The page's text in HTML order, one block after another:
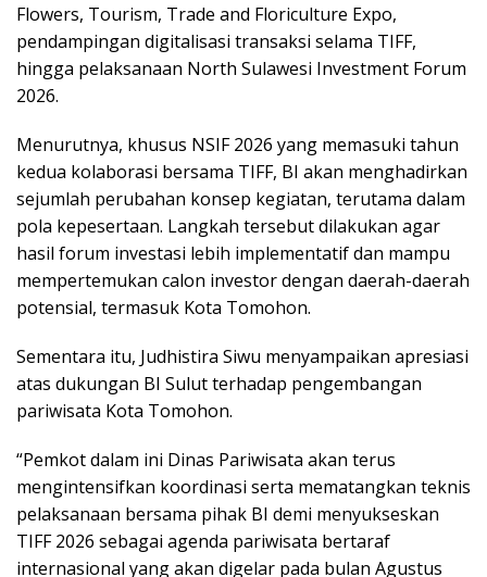
Flowers, Tourism, Trade and Floriculture Expo,
pendampingan digitalisasi transaksi selama TIFF,
hingga pelaksanaan North Sulawesi Investment Forum
2026.
Menurutnya, khusus NSIF 2026 yang memasuki tahun
kedua kolaborasi bersama TIFF, BI akan menghadirkan
sejumlah perubahan konsep kegiatan, terutama dalam
pola kepesertaan. Langkah tersebut dilakukan agar
hasil forum investasi lebih implementatif dan mampu
mempertemukan calon investor dengan daerah-daerah
potensial, termasuk Kota Tomohon.
Sementara itu, Judhistira Siwu menyampaikan apresiasi
atas dukungan BI Sulut terhadap pengembangan
pariwisata Kota Tomohon.
“Pemkot dalam ini Dinas Pariwisata akan terus
mengintensifkan koordinasi serta mematangkan teknis
pelaksanaan bersama pihak BI demi menyukseskan
TIFF 2026 sebagai agenda pariwisata bertaraf
internasional yang akan digelar pada bulan Agustus